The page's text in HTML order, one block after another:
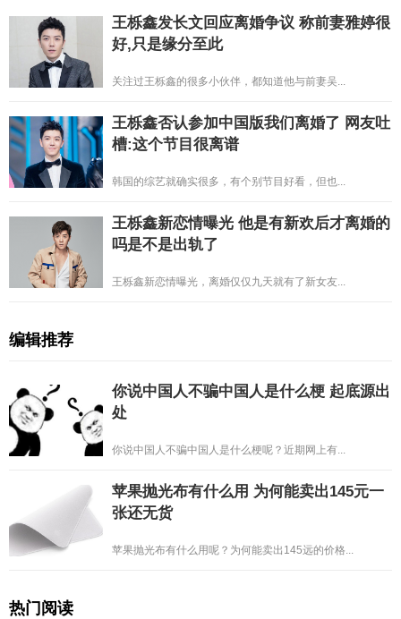
王栎鑫发长文回应离婚争议 称前妻雅婷很
好,只是缘分至此
关注过王栎鑫的很多小伙伴，都知道他与前妻吴...
王栎鑫否认参加中国版我们离婚了 网友吐
槽:这个节目很离谱
韩国的综艺就确实很多，有个别节目好看，但也...
王栎鑫新恋情曝光 他是有新欢后才离婚的
吗是不是出轨了
王栎鑫新恋情曝光，离婚仅仅九天就有了新女友...
编辑推荐
你说中国人不骗中国人是什么梗 起底源出
处
你说中国人不骗中国人是什么梗呢？近期网上有...
苹果抛光布有什么用 为何能卖出145元一
张还无货
苹果抛光布有什么用呢？为何能卖出145远的价格...
热门阅读